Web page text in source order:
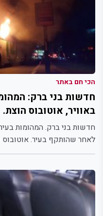
הכי חם באתר
חדשות בני ברק:
באוויר, אוטובוס הוצת.
חדשות בני ברק. המהומות
לאחר שהותקף בעיר.